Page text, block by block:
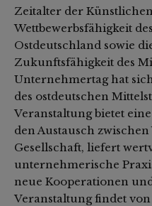
Zeitalter der
Wettbewerbsfähigkeit
Ostdeutschland sowie
Zukunftsfähigkeit des
Unternehmertag hat
des ostdeutschen
Veranstaltung bietet
den Austausch
Gesellschaft, liefert
unternehmerische
neue Kooperationen
Veranstaltung findet von